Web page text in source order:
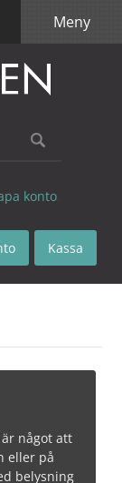
konto
Kassa
Meny
något att
eller på
belysning